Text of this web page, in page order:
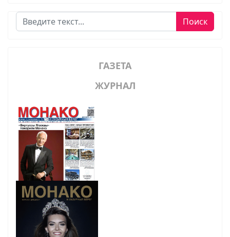
Поиск Поиск
ГАЗЕТА
ЖУРНАЛ